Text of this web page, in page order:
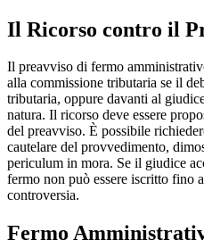
Il Ricorso contro il
Il preavviso di fermo
alla commissione tributaria se il
tributaria, oppure davanti al
natura. Il ricorso deve essere
del preavviso. È possibile
cautelare del provvedimento,
periculum in mora. Se il giudice
fermo non può essere iscritto fino
controversia.
Fermo